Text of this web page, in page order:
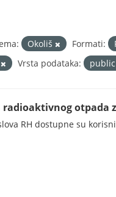
Okoliš Formati:
Vrsta podataka: public
otpada
RH dostupne su